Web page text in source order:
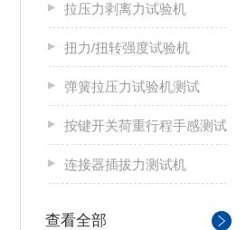
拉压力剥离力试验机
扭力/扭转强度试验机
弹簧拉压力试验机测试
按键开关荷重行程手感测试
连接器插拔力测试机
查看全部